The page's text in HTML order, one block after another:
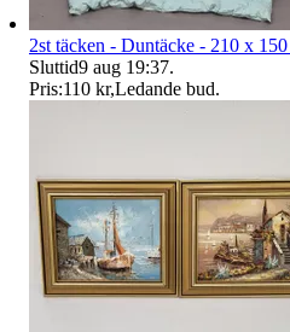
2st täcken - Duntäcke - 210 x
Sluttid9 aug 19:37.
Pris:110 kr,Ledande bud.